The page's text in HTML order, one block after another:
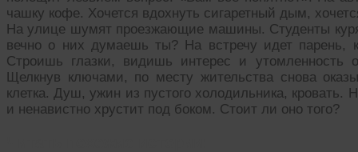
чашку кофе. Хочется вдохнуть сигаретный дым,
На улице шумят проезжающие машины. Студенты
вечно о них думаешь ты? На встречу идет парень,
Строишь глазки, видишь интерес и
Щелкнув ключами, по месту жительства снова
клетка. Душ, ужин из пустого холодильника, кровать.
и ненавистно хрустит под боком. Стоит ли оно того?